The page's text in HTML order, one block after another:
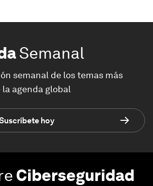
Semanal
semanal de los temas más
agenda global
hoy
Ciberseguridad